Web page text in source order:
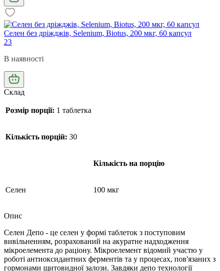
Селен без дріжджів, Selenium, Biotus, 200 мкг, 60 капсул
23
В наявності
Склад
Розмір порції: 1 таблетка
Кількість порцій: 30
Кількість на порцію
Селен 100 мкг
Опис
Селен Депо - це селен у формі таблеток з поступовим
вивільненням, розрахований на акуратне надходження
мікроелемента до раціону. Мікроелемент відомий участю у
роботі антиоксидантних ферментів та у процесах, пов'язаних з
гормонами щитовидної залози. Завдяки депо технології